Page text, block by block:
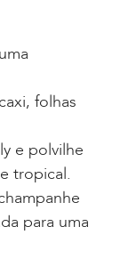
folhas
e polvilhe
tropical.
para uma